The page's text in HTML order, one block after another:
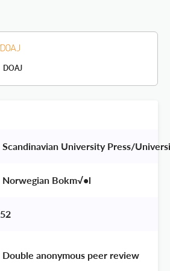
DOAJ
Scandinavian University Press/
Norwegian Bokm√•l
52
Double anonymous peer review